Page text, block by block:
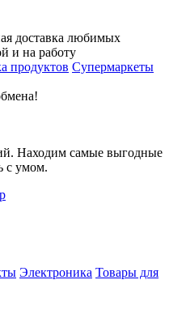
доставка любимых
и на работу
продуктов Супермаркеты
Находим самые выгодные
с умом.
Электроника Товары для